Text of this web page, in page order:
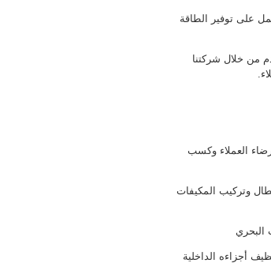
على توفير الطاقة
من خلال شركتنا
العملاء وكسب
وتركيب المكيفات
البحري
وتنظيف أجزاءه الداخلية